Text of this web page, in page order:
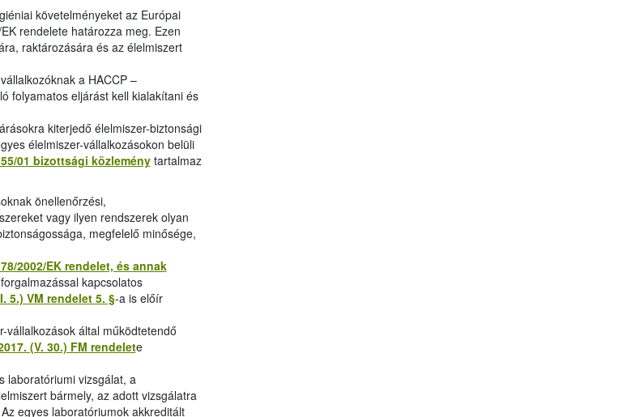
követelményeket az Európai
rendelete határozza meg. Ezen
raktározására és az élelmiszert
a HACCP –
folyamatos eljárást kell kialakítani és
kiterjedő élelmiszer-biztonsági
élelmiszer-vállalkozásokon belüli
01 bizottsági közleménytartalmaz
önellenőrzési,
vagy ilyen rendszerek olyan
megfelelő minősége,
2002/EK rendelet, és annak
kapcsolatos
5.) VM rendelet 5. §-a is előír
vállalkozások által működtetendő
(V. 30.) FM rendelete
laboratóriumi vizsgálat, a
bármely, az adott vizsgálatra
egyes laboratóriumok akkreditált